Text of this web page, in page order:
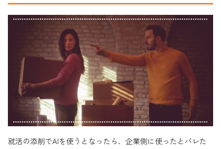
就活の添削でAIを使うとなったら、企業側に使ったとバレた